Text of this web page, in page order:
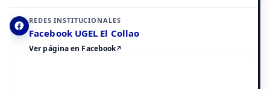
REDES INSTITUCIONALES
Facebook UGEL El Collao
Ver página en Facebook